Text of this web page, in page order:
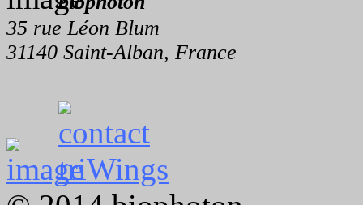
35 rue Léon Blum
31140 Saint-Alban, France